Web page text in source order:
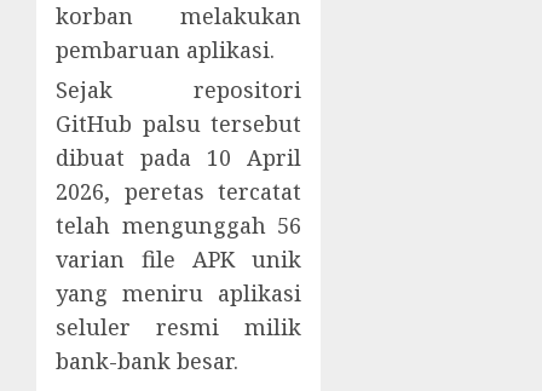
korban melakukan
pembaruan aplikasi.
Sejak repositori
GitHub palsu tersebut
dibuat pada 10 April
2026, peretas tercatat
telah mengunggah 56
varian file APK unik
yang meniru aplikasi
seluler resmi milik
bank-bank besar.